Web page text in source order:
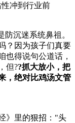
冲到行业前
沉迷系统鼻祖。
？因为孩子们真要
也得说句公道话，
但??抓大放小，把
，绝对比鸡汤文管
》里的狠招："头